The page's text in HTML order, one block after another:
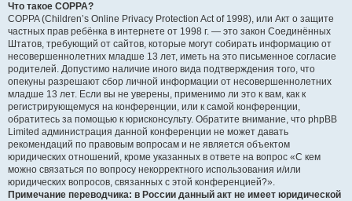
Что такое COPPA?
COPPA (Children’s Online Privacy Protection Act of 1998), или Акт о защите
частных прав ребёнка в интернете от 1998 г. — это закон Соединённых
Штатов, требующий от сайтов, которые могут собирать информацию от
несовершеннолетних младше 13 лет, иметь на это письменное согласие
родителей. Допустимо наличие иного вида подтверждения того, что
опекуны разрешают сбор личной информации от несовершеннолетних
младше 13 лет. Если вы не уверены, применимо ли это к вам, как к
регистрирующемуся на конференции, или к самой конференции,
обратитесь за помощью к юрисконсульту. Обратите внимание, что phpBB
Limited администрация данной конференции не может давать
рекомендаций по правовым вопросам и не является объектом
юридических отношений, кроме указанных в ответе на вопрос «С кем
можно связаться по вопросу некорректного использования и/или
юридических вопросов, связанных с этой конференцией?».
Примечание переводчика: в России данный акт не имеет юридической